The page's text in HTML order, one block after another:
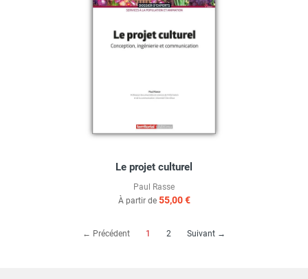
Le projet culturel
Paul Rasse
À partir de 55,00 €
← Précédent 1 (current)
2 Suivant →